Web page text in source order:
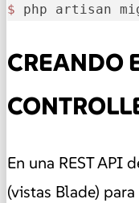
$ php artisan
CREANDO
En una REST API
(vistas Blade)